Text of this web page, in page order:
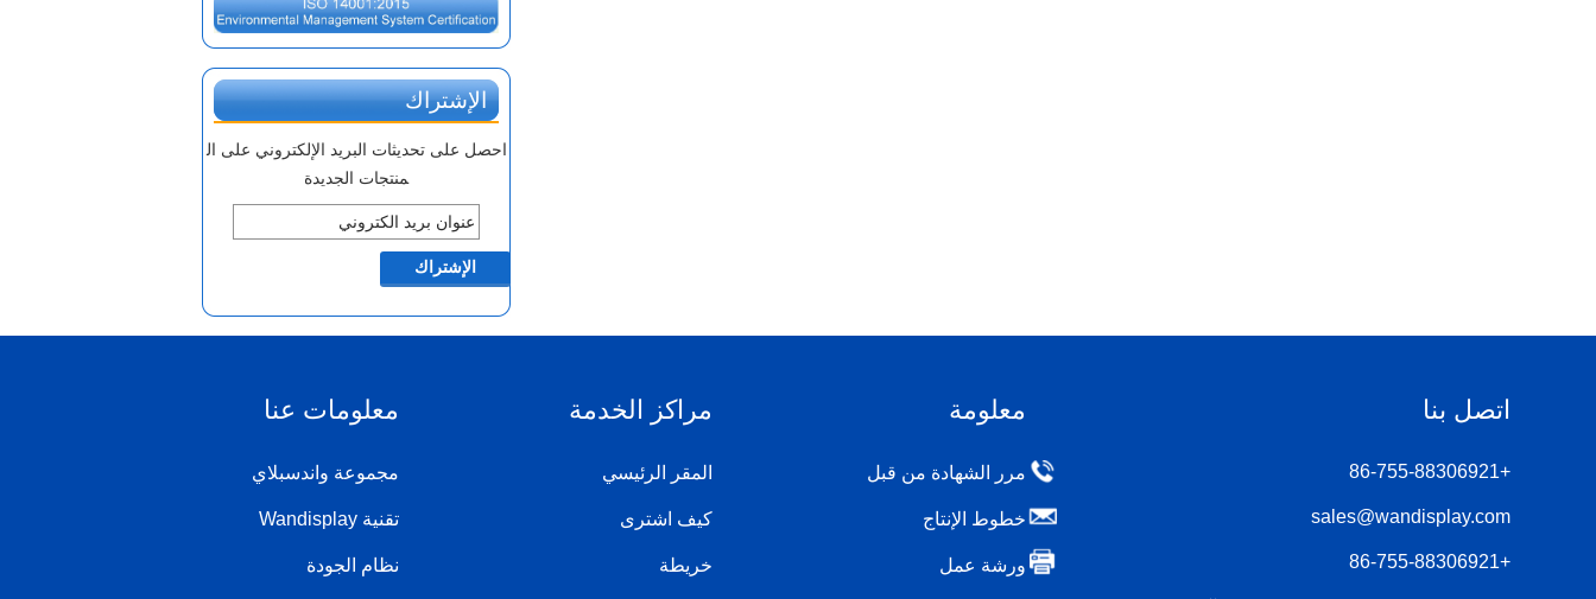
الإشتراك
احصل على تحديثات البريد الإلكتروني على ال
منتجات الجديدة
معلومات عنا
مجموعة واندسبلاي
تقنية Wandisplay
نظام الجودة
مراكز الخدمة
المقر الرئيسي
كيف اشترى
خريطة
معلومة
مرر الشهادة من قبل
خطوط الإنتاج
ورشة عمل
اتصل بنا
+86-755-88306921
sales@wandisplay.com
+86-755-88306921